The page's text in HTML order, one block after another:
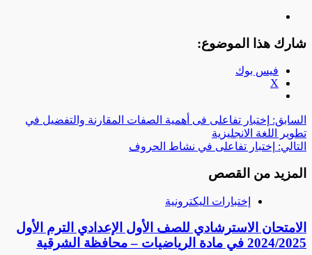
شارك هذا الموضوع:
فيس بوك
X
تصفّح
المقالات
السابق:إختبار تفاعلى فى أهمية الصفات المقارنة والتفضيل في
تطوير اللغة الانجليزية
التالي:إختبار تفاعلى في نشاط الحروف
المزيد من القصص
إختبارات اليكترونية
الامتحان الاسترشادي للصف الأول الإعدادي الترم الأول
2024/2025 في مادة الرياضيات – محافظة الشرقية